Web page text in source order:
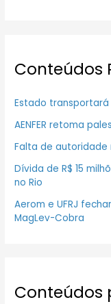
Conteúdos
Estado
AENFER retoma
Falta de
Dívida de R$ 15
no Rio
Aerom e UFRJ
MagLev-Cobra
Conteúdos